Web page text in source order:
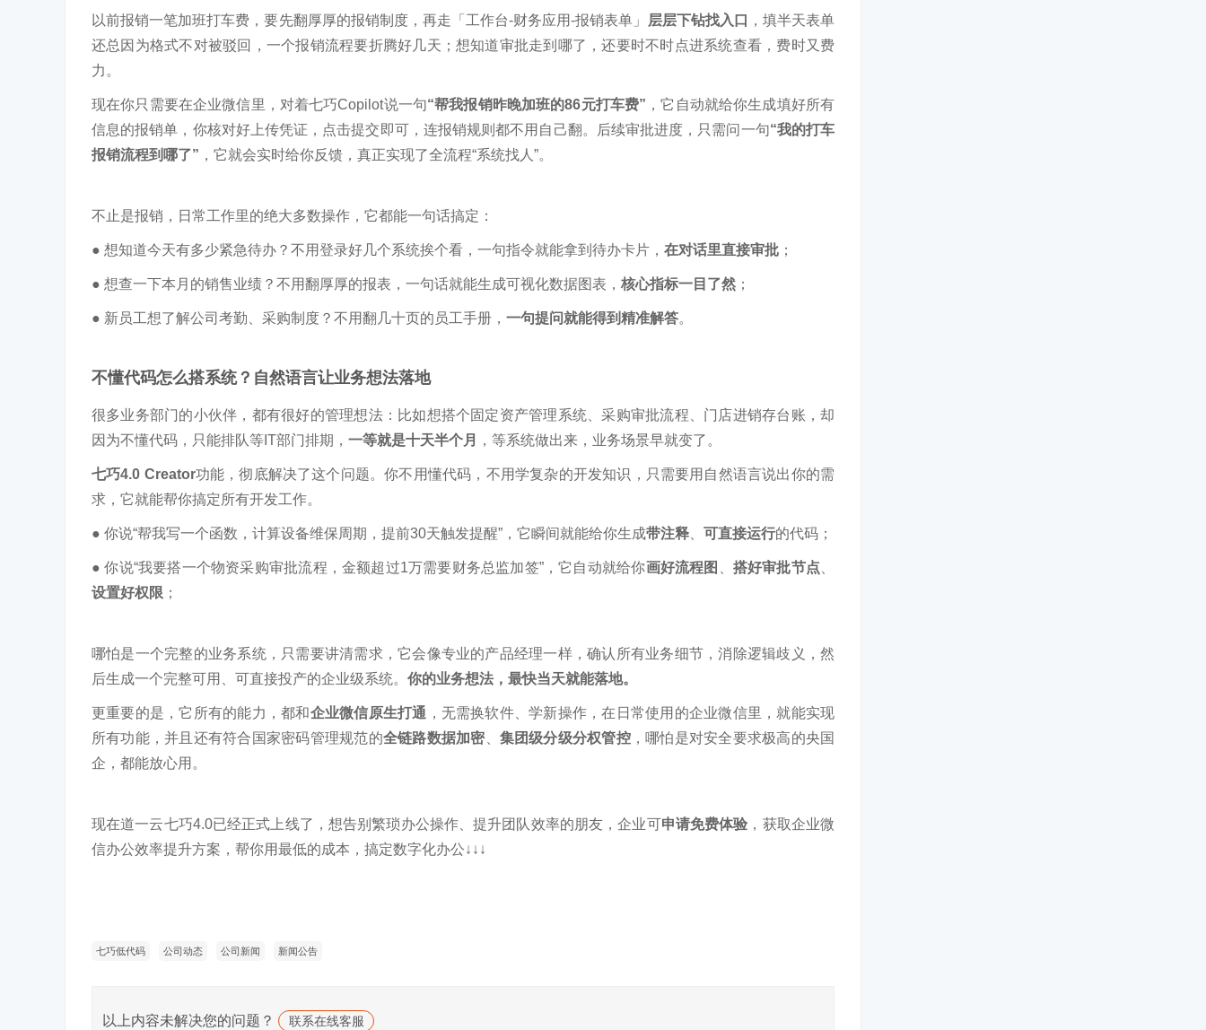
以前报销一笔加班打车费，要先翻厚厚的报销制度，再走「工作台-财务应用-报销表单」 层层下钻找入口
，填半天表单
还总因为格式不对被驳回，一个报销流程要折腾好几天；想知道审批走到哪了，还要时不时点进系统查看，费时又费
力。
现在你只需要在企业微信里，对着七巧Copilot说一句“帮我报销昨晚加班的86元打车费” ，它自动就给你生成填好所有
信息的报销单，你核对好上传凭证，点击提交即可，连报销规则都不用自己翻。后续审批进度，只需问一句“我的打车
报销流程到哪了” ，它就会实时给你反馈，真正实现了全流程“系统找人”。
不止是报销，日常工作里的绝大多数操作，它都能一句话搞定：
● 想知道今天有多少紧急待办？不用登录好几个系统挨个看，一句指令就能拿到待办卡片， 在对话里直接审批 ；
● 想查一下本月的销售业绩？不用翻厚厚的报表，一句话就能生成可视化数据图表， 核心指标一目了然 ；
● 新员工想了解公司考勤、采购制度？不用翻几十页的员工手册， 一句提问就能得到精准解答。
不懂代码怎么搭系统？ 自然语言让业务想法落地
很多业务部门的小伙伴，都有很好的管理想法：比如想搭个固定资产管理系统、采购审批流程、门店进销存台账，却
因为不懂代码，只能排队等IT部门排期， 一等就是十天半个月 ，等系统做出来，业务场景早就变了。
七巧4.0 Creator功能，彻底解决了这个问题。你不用懂代码，不用学复杂的开发知识，只需要用自然语言说出你的需
求，它就能帮你搞定所有开发工作。
● 你说“帮我写一个函数，计算设备维保周期，提前30天触发提醒”，它瞬间就能给你生成带注释 可直接运行的代码；
●你说“我要搭一个物资采购审批流程，金额超过1万需要财务总监加签”，它自动就给你画好流程图 搭好审批节点
设置好权限 ；
哪怕是一个完整的业务系统，只需要讲清需求，它会像专业的产品经理一样，确认所有业务细节，消除逻辑歧义，然
后生成一个完整可用、可直接投产的企业级系统。 你的业务想法，最快当天就能落地。
更重要的是，它所有的能力，都和企业微信原生打通 ，无需换软件、学新操作，在日常使用的企业微信里，就能实现
所有功能，并且还有符合国家密码管理规范的全链路数据加密、 集团级分级分权管控，哪怕是对安全要求极高的央国
企，都能放心用。
现在道一云七巧4.0已经正式上线了，想告别繁琐办公操作、提升团队效率的朋友，企业可申请免费体验 ，获取企业微
信办公效率提升方案，帮你用最低的成本，搞定数字化办公↓↓↓
七巧低代码 公司动态 公司新闻 新闻公告
以上内容未解决您的问题？ 联系在线客服